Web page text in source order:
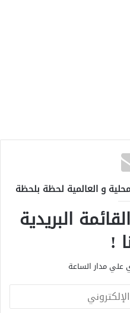
و العالمية لحظة بلحظة
البريدية
!